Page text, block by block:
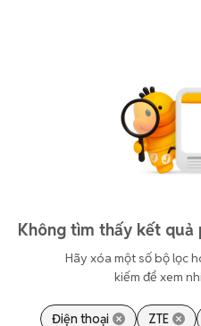
Không tìm thấy kết quả
Hãy xóa một số bộ lọc
kiếm để xem
Điện thoại ZTE